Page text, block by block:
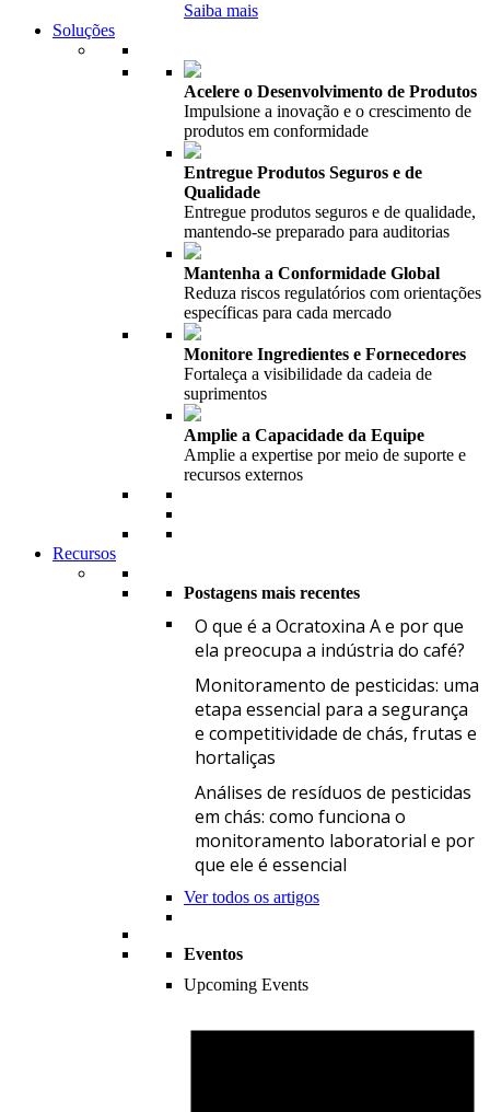
Saiba mais
Soluções
Acelere o Desenvolvimento de Produtos
Impulsione a inovação e o crescimento de
produtos em conformidade
Entregue Produtos Seguros e de
Qualidade
Entregue produtos seguros e de qualidade,
mantendo-se preparado para auditorias
Mantenha a Conformidade Global
Reduza riscos regulatórios com orientações
específicas para cada mercado
Monitore Ingredientes e Fornecedores
Fortaleça a visibilidade da cadeia de
suprimentos
Amplie a Capacidade da Equipe
Amplie a expertise por meio de suporte e
recursos externos
Recursos
Postagens mais recentes
O que é a Ocratoxina A e por que
ela preocupa a indústria do café?
Monitoramento de pesticidas: uma
etapa essencial para a segurança
e competitividade de chás, frutas e
hortaliças
Análises de resíduos de pesticidas
em chás: como funciona o
monitoramento laboratorial e por
que ele é essencial
Ver todos os artigos
Eventos
Upcoming Events